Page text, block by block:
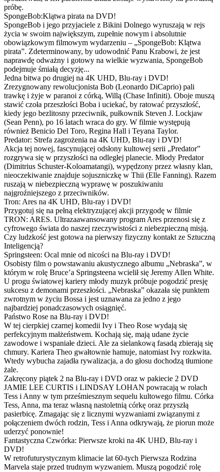
próbę.
SpongeBob:Klątwa pirata na DVD!
SpongeBob i jego przyjaciele z Bikini Dolnego wyruszają w rejs
życia w swoim największym, zupełnie nowym i absolutnie
obowiązkowym filmowym wydarzeniu – „SpongeBob: Klątwa
pirata”. Zdeterminowany, by udowodnić Panu Krabowi, że jest
naprawdę odważny i gotowy na wielkie wyzwania, SpongeBob
podejmuje śmiałą decyzję...
Jedna bitwa po drugiej na 4K UHD, Blu-ray i DVD!
Zrezygnowany rewolucjonista Bob (Leonardo DiCaprio) pali
trawkę i żyje w paranoi z córką, Willą (Chase Infiniti). Oboje muszą
stawić czoła przeszłości Boba i uciekać, by ratować przyszłość,
kiedy jego bezlitosny przeciwnik, pułkownik Steven J. Lockjaw
(Sean Penn), po 16 latach wraca do gry. W filmie występują
również Benicio Del Toro, Regina Hall i Teyana Taylor.
Predator: Strefa zagrożenia na 4K UHD, Blu-ray i DVD!
Akcja tej nowej, fascynującej odsłony kultowej serii „Predator”
rozgrywa się w przyszłości na odległej planecie. Młody Predator
(Dimitrius Schuster-Koloamatangi), wypędzony przez własny klan,
nieoczekiwanie znajduje sojuszniczkę w Thii (Elle Fanning). Razem
ruszają w niebezpieczną wyprawę w poszukiwaniu
najgroźniejszego z przeciwników.
Tron: Ares na 4K UHD, Blu-ray i DVD!
Przygotuj się na pełną elektryzującej akcji przygodę w filmie
TRON: ARES. Ultrazaawansowany program Ares przenosi się z
cyfrowego świata do naszej rzeczywistości z niebezpieczną misją.
Czy ludzkość jest gotowa na pierwszy fizyczny kontakt ze Sztuczną
Inteligencją?
Springsteen: Ocal mnie od nicości na Blu-ray i DVD!
Osobisty film o powstawaniu akustycznego albumu „Nebraska”, w
którym w rolę Bruce’a Springsteena wcielił się Jeremy Allen White.
U progu światowej kariery młody muzyk próbuje pogodzić presję
sukcesu z demonami przeszłości. „Nebraska” okazała się punktem
zwrotnym w życiu Bossa i jest uznawana za jedno z jego
najbardziej ponadczasowych osiągnięć.
Państwo Rose na Blu-ray i DVD!
W tej cierpkiej czarnej komedii Ivy i Theo Rose wydają się
perfekcyjnym małżeństwem. Kochają się, mają udane życie
zawodowe i wspaniałe dzieci. Ale za sielankową fasadą zbierają się
chmury. Kariera Theo gwałtownie hamuje, natomiast Ivy rozkwita.
Wtedy wybucha zajadła rywalizacja, a do głosu dochodzą tłumione
żale.
Zakręcony piątek 2 na Blu-ray i DVD oraz w pakiecie 2 DVD
JAMIE LEE CURTIS i LINDSAY LOHAN powracają w rolach
Tess i Anny w tym prześmiesznym sequelu kultowego filmu. Córka
Tess, Anna, ma teraz własną nastoletnią córkę oraz przyszłą
pasierbicę. Zmagając się z licznymi wyzwaniami związanymi z
połączeniem dwóch rodzin, Tess i Anna odkrywają, że piorun może
uderzyć ponownie!
Fantastyczna Czwórka: Pierwsze kroki na 4K UHD, Blu-ray i
DVD!
W retrofuturystycznym klimacie lat 60-tych Pierwsza Rodzina
Marvela staje przed trudnym wyzwaniem. Muszą pogodzić rolę